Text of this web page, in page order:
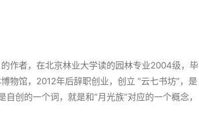
作者，在北京林业大学读的园林专业2004级，毕
物馆，2012年后辞职创业，创立 “云七书坊”，是
创的一个词，就是和“月光族”对应的一个概念，